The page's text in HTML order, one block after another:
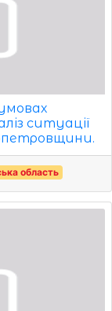
ситуації
область